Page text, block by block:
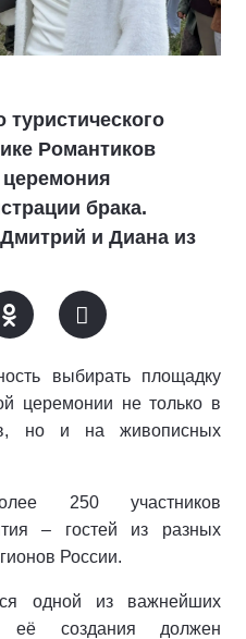
Романтиков
брака.
и Диана из
выбирать площадку
церемонии не только в
но и на живописных
250 участников
– гостей из разных
России.
одной из важнейших
её создания должен